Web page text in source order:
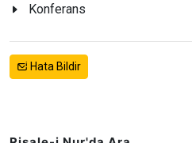
Konferans
Hata Bildir